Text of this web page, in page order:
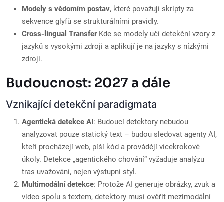
Modely s vědomím postav, které považují skripty za
sekvence glyfů se strukturálními pravidly.
Cross-lingual TransferKde se modely učí detekční vzory z
jazyků s vysokými zdroji a aplikují je na jazyky s nízkými
zdroji.
Budoucnost: 2027 a dále
Vznikající detekční paradigmata
Agentická detekce AI: Budoucí detektory nebudou
analyzovat pouze statický text – budou sledovat agenty AI,
kteří procházejí web, píší kód a provádějí vícekrokové
úkoly. Detekce „agentického chování“ vyžaduje analýzu
tras uvažování, nejen výstupní styl.
Multimodální detekce: Protože AI generuje obrázky, zvuk a
video spolu s textem, detektory musí ověřit mezimodální